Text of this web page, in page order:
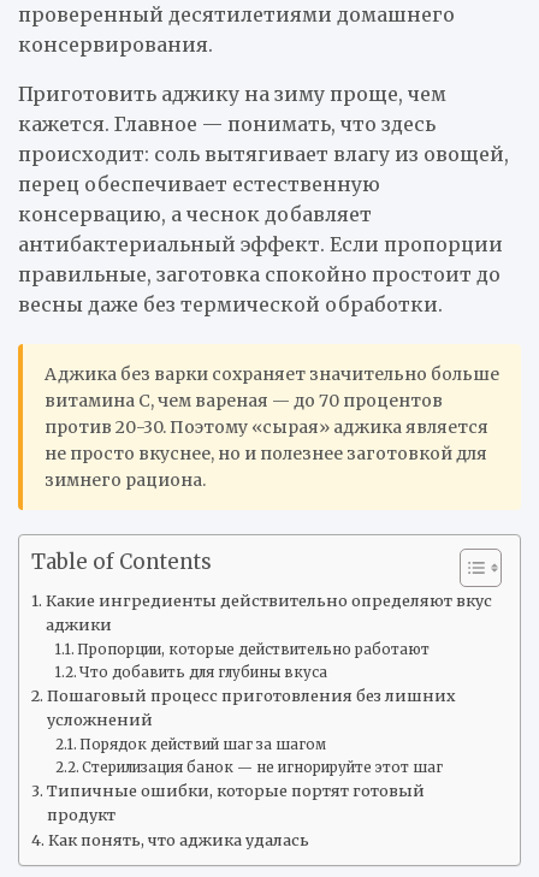
проверенный десятилетиями домашнего
консервирования.
Приготовить аджику на зиму проще, чем
кажется. Главное — понимать, что здесь
происходит: соль вытягивает влагу из овощей,
перец обеспечивает естественную
консервацию, а чеснок добавляет
антибактериальный эффект. Если пропорции
правильные, заготовка спокойно простоит до
весны даже без термической обработки.
Аджика без варки сохраняет значительно больше
витамина С, чем вареная — до 70 процентов
против 20-30. Поэтому «сырая» аджика является
не просто вкуснее, но и полезнее заготовкой для
зимнего рациона.
Table of Contents
Какие ингредиенты действительно определяют вкус
аджики
Пропорции, которые действительно работают
Что добавить для глубины вкуса
Пошаговый процесс приготовления без лишних
усложнений
Порядок действий шаг за шагом
Стерилизация банок — не игнорируйте этот шаг
Типичные ошибки, которые портят готовый
продукт
Как понять, что аджика удалась